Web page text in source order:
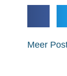
Meer